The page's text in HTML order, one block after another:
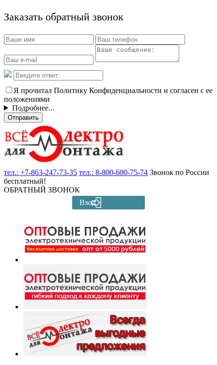
Заказать обратный звонок
Я прочитал Политику Конфиденциальности и согласен с ее
положениями
Подробнее...
Отправить
тел.: +7-863-247-73-35 тел.: 8-800-600-75-74 Звонок по России
бесплатный!
ОБРАТНЫЙ ЗВОНОК
Вход